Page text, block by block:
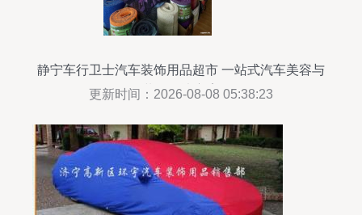
静宁车行卫士汽车装饰用品超市 一站式汽车美容与
装饰解决方案
更新时间：2026-08-08 05:38:23